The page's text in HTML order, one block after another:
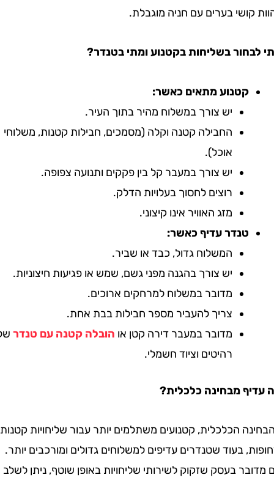
בערים עם חניה מוגבלת.
בשליחות בקטנוע ומתי בטנדר?
קטנוע מתאים כאשר:
יש צורך במשלוח מהיר בתוך העיר.
החבילה קטנה וקלה (מסמכים, חבילות קטנות, משלוחי
אוכל).
יש צורך במעבר קל בין פקקים ותנועה צפופה.
רוצים לחסוך בעלויות הדלק.
מזג האוויר אינו קיצוני.
טנדר עדיף כאשר:
המשלוח גדול, כבד או שביר.
יש צורך בהגנה מפני גשם, שמש או פגיעות חיצוניות.
מדובר במשלוח למרחקים ארוכים.
צריך להעביר מספר חבילות בבת אחת.
מדובר במעבר דירה קטן אוהובלה קטנה עם טנדרשל
רהיטים וציוד חשמלי.
מבחינה כלכלית?
הכלכלית, קטנועים משתלמים יותר עבור שליחויות קטנות
בעוד שטנדרים עדיפים למשלוחים גדולים ומורכבים יותר.
בעסק שזקוק לשירותי שליחויות באופן שוטף, ניתן לשלב